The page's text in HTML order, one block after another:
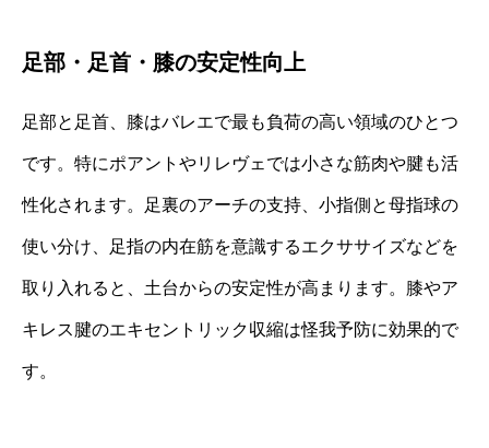
足部・足首・膝の安定性向上
足部と足首、膝はバレエで最も負荷の高い領域のひとつ
です。特にポアントやリレヴェでは小さな筋肉や腱も活
性化されます。足裏のアーチの支持、小指側と母指球の
使い分け、足指の内在筋を意識するエクササイズなどを
取り入れると、土台からの安定性が高まります。膝やア
キレス腱のエキセントリック収縮は怪我予防に効果的で
す。